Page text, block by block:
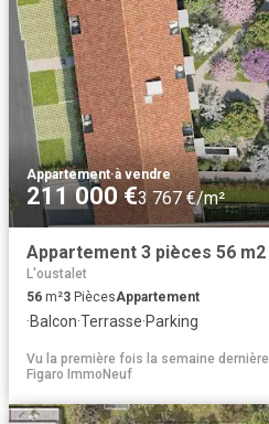
Appartement·à vendre
211 000 €3 767 €/m²
Appartement 3 pièces 56 m2
L'oustalet
56 m²3 PiècesAppartement
·Balcon·Terrasse·Parking
Vu la première fois la semaine dernière
Figaro ImmoNeuf